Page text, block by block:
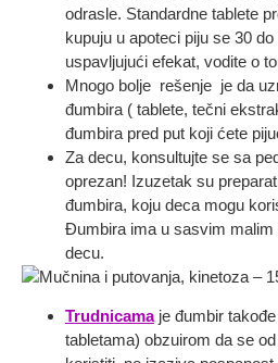
odrasle. Standardne tablete
kupuju u apoteci piju se 30
uspavljujući efekat, vodite o
Mnogo bolje rešenje je da
đumbira ( tablete, tečni
đumbira pred put koji ćete
Za decu, konsultujte se sa
oprezan! Izuzetak su
đumbira, koju deca mogu
Đumbira ima u sasvim malim
decu.
Trudnicama je đumbir
tabletama) obzuirom da se